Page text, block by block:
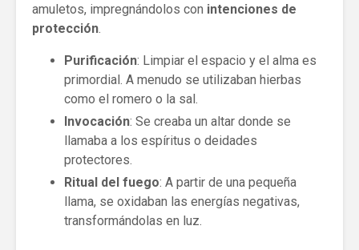
amuletos, impregnándolos con intenciones de
protección
Purificación: Limpiar el espacio y el alma es
primordial. A menudo se utilizaban hierbas
como el romero o la sal.
Invocación: Se creaba un altar donde se
llamaba a los espíritus o deidades
protectores.
Ritual del fuego: A partir de una pequeña
llama, se oxidaban las energías negativas,
transformándolas en luz.